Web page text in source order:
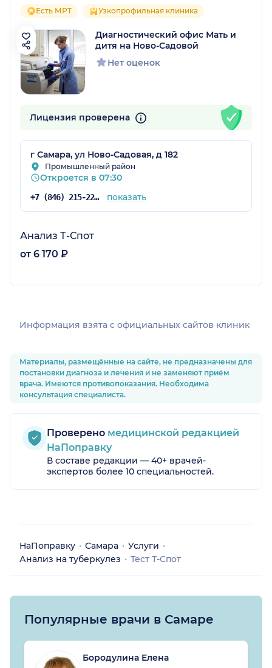
Есть МРТ Узкопрофильная клиника
Диагностический офис Мать и
дитя на Ново-Садовой
Нет оценок
Лицензия проверена
г Самара, ул Ново-Садовая, д 182
Промышленный район
Откроется в 07:30
+7 (846) 215-22-03 показать
Анализ Т-Спот
от 6 170 ₽
Информация взята c официальных сайтов клиник
Материалы, размещённые на сайте, не предназначены для
постановки диагноза и лечения и не заменяют приём
врача. Имеются противопоказания. Необходима
консультация специалиста.
Проверено медицинской редакцией
НаПоправку
В составе редакции — 40+ врачей-
экспертов более 10 специальностей.
НаПоправку Самара
Услуги
Анализ на туберкулез
Тест Т-Спот
Популярные врачи в Самаре
Бородулина Елена